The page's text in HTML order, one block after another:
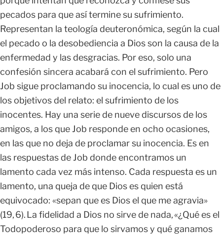
pecados para que así termine su sufrimiento.
Representan la teología deuteronómica, según la cual
el pecado o la desobediencia a Dios son la causa de la
enfermedad y las desgracias. Por eso, solo una
confesión sincera acabará con el sufrimiento. Pero
Job sigue proclamando su inocencia, lo cual es uno de
los objetivos del relato: el sufrimiento de los
inocentes. Hay una serie de nueve discursos de los
amigos, a los que Job responde en ocho ocasiones,
en las que no deja de proclamar su inocencia. Es en
las respuestas de Job donde encontramos un
lamento cada vez más intenso. Cada respuesta es un
lamento, una queja de que Dios es quien está
equivocado: «sepan que es Dios el que me agravia»
(19, 6). La fidelidad a Dios no sirve de nada, «¿Qué es el
Todopoderoso para que lo sirvamos y qué ganamos